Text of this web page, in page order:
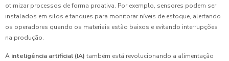
otimizar processos de forma proativa. Por exemplo, sensores podem ser
instalados em silos e tanques para monitorar níveis de estoque, alertando
os operadores quando os materiais estão baixos e evitando interrupções
na produção.
A inteligência artificial (IA) também está revolucionando a alimentação